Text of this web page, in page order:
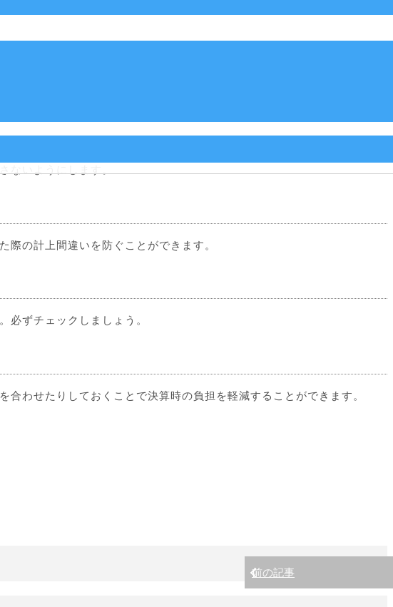
となるものがないか確認します。また、売却・廃棄したものは証憑書類
の計上間違いを防ぐことができます。
ずチェックしましょう。
わせたりしておくことで決算時の負担を軽減することができます。
前の記事